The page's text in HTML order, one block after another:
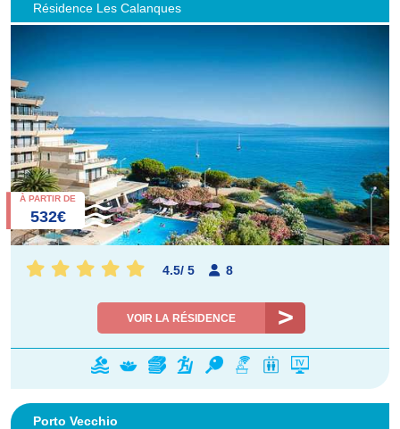
Résidence Les Calanques
À PARTIR DE
532€
4.5/ 5 8
VOIR LA RÉSIDENCE
Porto Vecchio